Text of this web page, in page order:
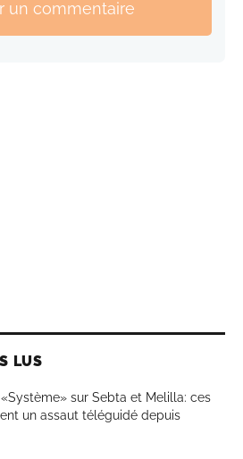
un commentaire
LUS
sur Sebta et Melilla: ces
un assaut téléguidé depuis